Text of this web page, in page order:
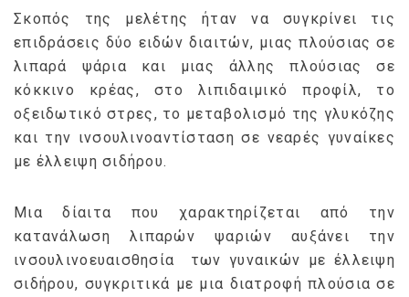
Σκοπός της μελέτης ήταν να συγκρίνει τις
επιδράσεις δύο ειδών διαιτών, μιας πλούσιας σε
λιπαρά ψάρια και μιας άλλης πλούσιας σε
κόκκινο κρέας, στο λιπιδαιμικό προφίλ, το
οξειδωτικό στρες, το μεταβολισμό της γλυκόζης
και την ινσουλινοαντίσταση σε νεαρές γυναίκες
με έλλειψη σιδήρου.
Μια δίαιτα που χαρακτηρίζεται από την
κατανάλωση λιπαρών ψαριών αυξάνει την
ινσουλινοευαισθησία των γυναικών με έλλειψη
σιδήρου, συγκριτικά με μια διατροφή πλούσια σε